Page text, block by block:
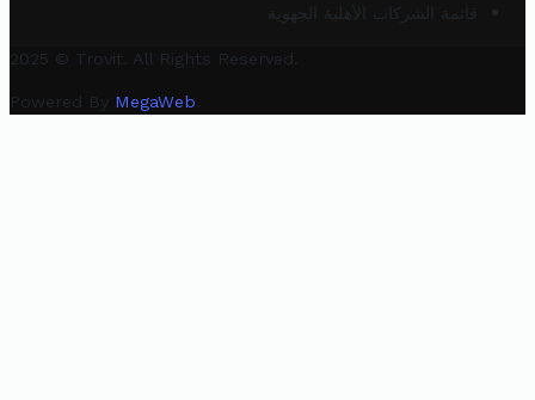
قائمة الشركات الأهلية الجهوية
2025 © Trovit. All Rights Reserved.
Powered By MegaWeb